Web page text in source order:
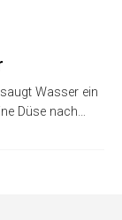
Wasser ein
Düse nach…